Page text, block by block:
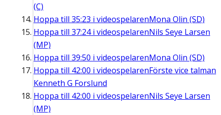
(C)
Hoppa till 35:23 i videospelarenMona Olin (SD)
Hoppa till 37:24i videospelarenNils Seye Larsen
(MP)
Hoppa till 39:50 i videospelarenMona Olin (SD)
Hoppa till 42:00 i videospelarenFörste vice talman
Kenneth G Forslund
Hoppa till 42:00 i videospelarenNils Seye Larsen
(MP)